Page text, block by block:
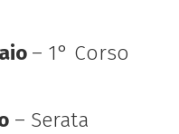
– 1° Corso
– Serata